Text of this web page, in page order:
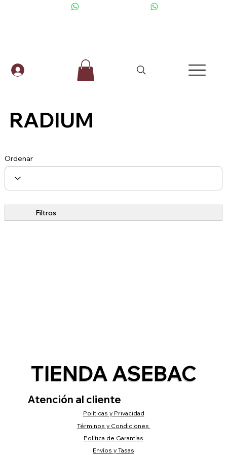
RADIUM
Filtros
Ordenar
TIENDA ASEBAC
Atención al cliente
Políticas y Privacidad
Términos y Condiciones
Envíos y Tasas
Política de Garantías